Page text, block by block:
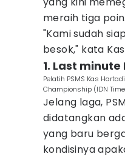
meraih tiga poin.
"Kami sudah
besok," kata
1. Last
Pelatih PSMS Kas
Championship (IDN
Jelang laga,
didatangkan
yang baru
kondisinya